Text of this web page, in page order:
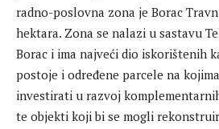
radno-poslovna zona je Borac
hektara. Zona se nalazi u sastavu
Borac i ima najveći dio iskorištenih
postoje i određene parcele na
investirati u razvoj
te objekti koji bi se mogli